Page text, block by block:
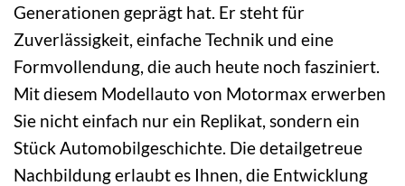
Generationen geprägt hat. Er steht für
Zuverlässigkeit, einfache Technik und eine
Formvollendung, die auch heute noch fasziniert.
Mit diesem Modellauto von Motormax erwerben
Sie nicht einfach nur ein Replikat, sondern ein
Stück Automobilgeschichte. Die detailgetreue
Nachbildung erlaubt es Ihnen, die Entwicklung